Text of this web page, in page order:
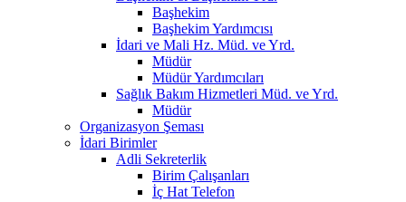
Başhekim
Başhekim Yardımcısı
İdari ve Mali Hz. Müd. ve Yrd.
Müdür
Müdür Yardımcıları
Sağlık Bakım Hizmetleri Müd. ve Yrd.
Müdür
Organizasyon Şeması
İdari Birimler
Adli Sekreterlik
Birim Çalışanları
İç Hat Telefon